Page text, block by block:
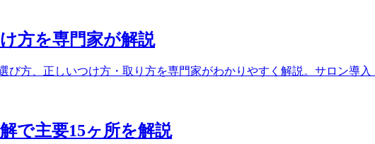
方を専門家が解説
方、正しいつけ方・取り方を専門家がわかりやすく解説。サロン導入
で主要15ヶ所を解説